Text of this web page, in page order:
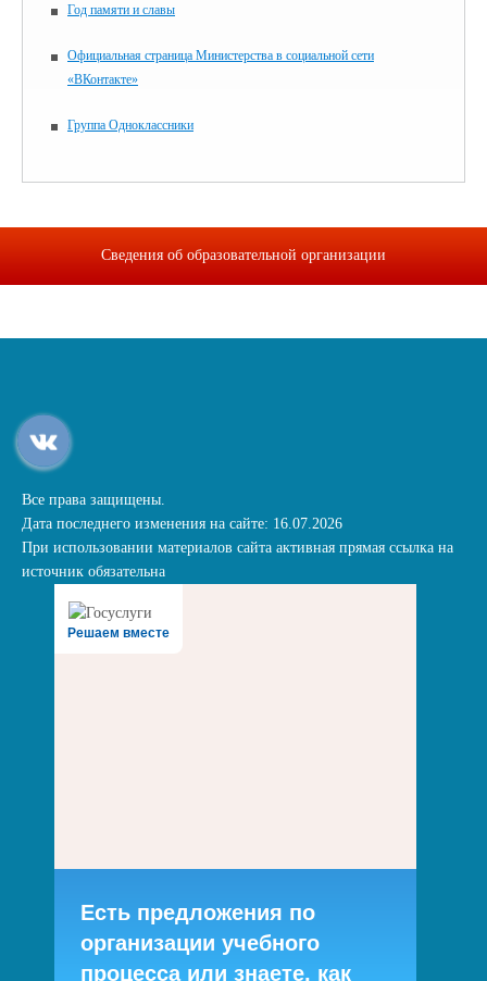
Год памяти и славы
Официальная страница Министерства в социальной сети
«ВКонтакте»
Группа Одноклассники
Сведения об образовательной организации
Все права защищены.
Дата последнего изменения на сайте: 16.07.2026
При использовании материалов сайта активная прямая ссылка на
источник обязательна
Решаем вместе
Есть предложения по
организации учебного
процесса или знаете, как